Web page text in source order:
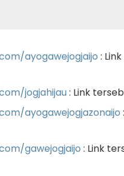
ayogawejogjaijo :
jogjahijau: Link
ayogawejogjazonaijo
gawejogjaijo : Link